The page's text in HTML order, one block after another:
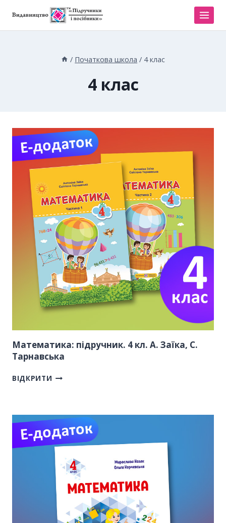
/ Початкова школа / 4 клас
4 клас
Математика: підручник. 4 кл. А. Заїка, С.
Тарнавська
ВІДКРИТИ